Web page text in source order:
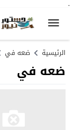
.
الرئيسية ضعه في
ضعه في